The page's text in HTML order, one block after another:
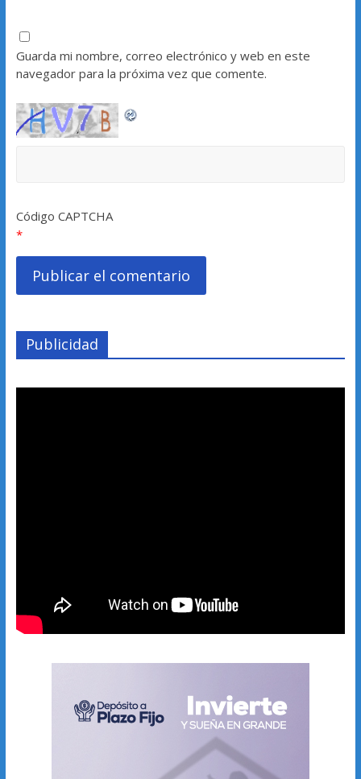
Guarda mi nombre, correo electrónico y web en este
navegador para la próxima vez que comente.
Código CAPTCHA
*
Publicidad